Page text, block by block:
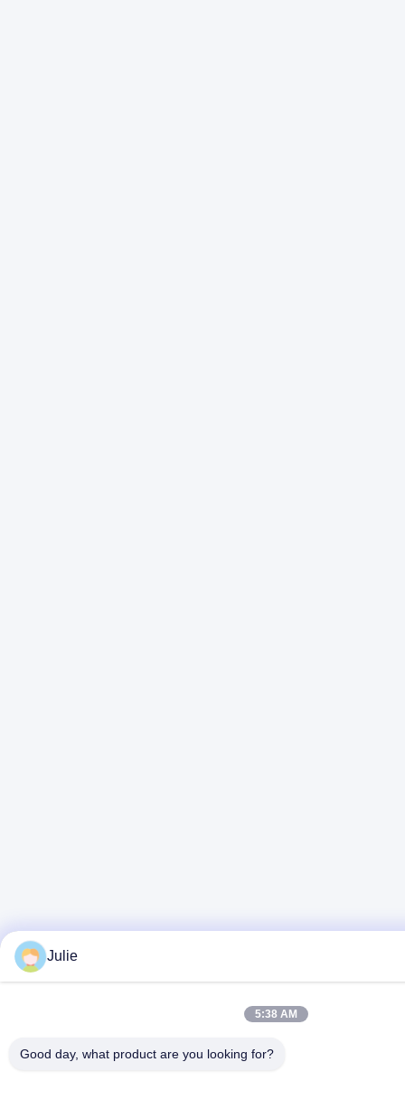
Julie
5:38 AM
Good day, what product are you looking for?